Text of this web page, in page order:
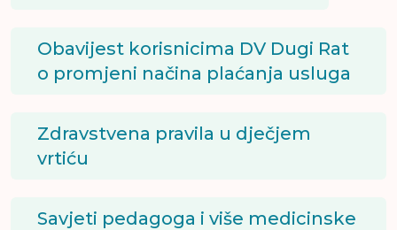
Obavijest korisnicima DV Dugi Rat
o promjeni načina plaćanja usluga
Zdravstvena pravila u dječjem
vrtiću
Savjeti pedagoga i više medicinske